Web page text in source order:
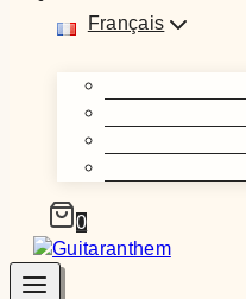
Français
0